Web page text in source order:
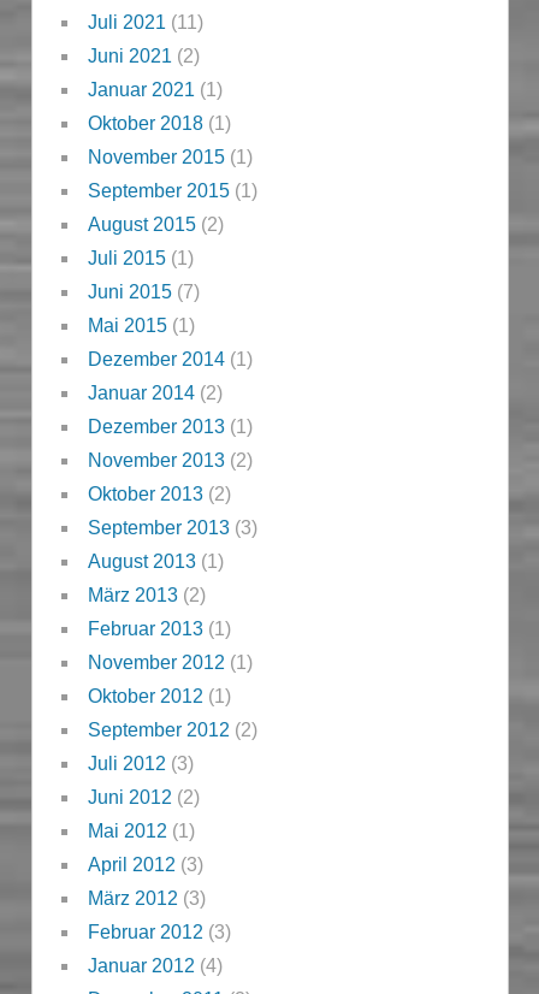
Juli 2021 (11)
Juni 2021 (2)
Januar 2021 (1)
Oktober 2018(1)
November 2015(1)
September 2015(1)
August 2015(2)
Juli 2015(1)
Juni 2015(7)
Mai 2015(1)
Dezember 2014(1)
Januar 2014(2)
Dezember 2013(1)
November 2013(2)
Oktober 2013(2)
September 2013(3)
August 2013(1)
März 2013(2)
Februar 2013(1)
November 2012 (1)
Oktober 2012 (1)
September 2012 (2)
Juli 2012 (3)
Juni 2012 (2)
Mai 2012 (1)
April 2012 (3)
März 2012 (3)
Februar 2012 (3)
Januar 2012 (4)